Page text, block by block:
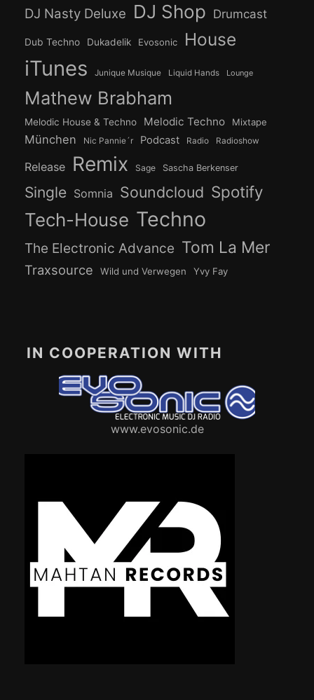
DJ Nasty Deluxe DJ Shop Drumcast
Dub Techno Dukadelik Evosonic House
iTunes Junique Musique Liquid Hands Lounge
Mathew Brabham
Melodic House & Techno Melodic Techno Mixtape
München Nic Pannie´r Podcast Radio Radioshow
Release Remix Sage Sascha Berkenser
Single Somnia Soundcloud Spotify
Tech-House Techno
The Electronic Advance Tom La Mer
Traxsource Wild und Verwegen Yvy Fay
IN COOPERATION WITH
www.evosonic.de